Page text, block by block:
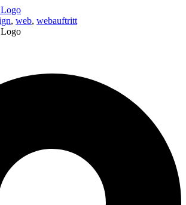
, web, webauftritt